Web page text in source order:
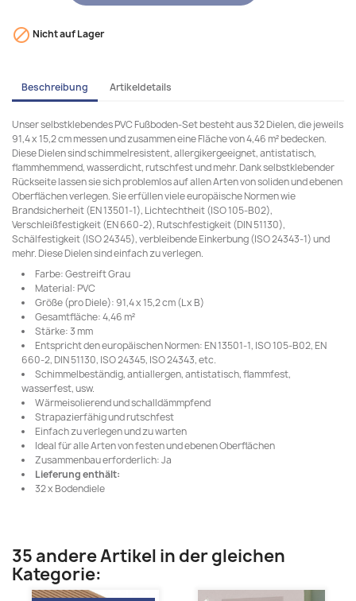
 Nicht auf Lager
Beschreibung Artikeldetails
Unser selbstklebendes PVC Fußboden-Set besteht aus 32 Dielen, die jeweils
91,4 x 15,2 cm messen und zusammen eine Fläche von 4,46 m² bedecken.
Diese Dielen sind schimmelresistent, allergikergeeignet, antistatisch,
flammhemmend, wasserdicht, rutschfest und mehr. Dank selbstklebender
Rückseite lassen sie sich problemlos auf allen Arten von soliden und ebenen
Oberflächen verlegen. Sie erfüllen viele europäische Normen wie
Brandsicherheit (EN 13501-1), Lichtechtheit (ISO 105-B02),
Verschleißfestigkeit (EN 660-2), Rutschfestigkeit (DIN 51130),
Schälfestigkeit (ISO 24345), verbleibende Einkerbung (ISO 24343-1) und
mehr. Diese Dielen sind einfach zu verlegen.
Farbe: Gestreift Grau
Material: PVC
Größe (pro Diele): 91,4 x 15,2 cm (L x B)
Gesamtfläche: 4,46 m²
Stärke: 3 mm
Entspricht den europäischen Normen: EN 13501-1, ISO 105-B02, EN
660-2, DIN 51130, ISO 24345, ISO 24343, etc.
Schimmelbeständig, antiallergen, antistatisch, flammfest,
wasserfest, usw.
Wärmeisolierend und schalldämmpfend
Strapazierfähig und rutschfest
Einfach zu verlegen und zu warten
Ideal für alle Arten von festen und ebenen Oberflächen
Zusammenbau erforderlich: Ja
Lieferung enthält:
32 x Bodendiele
35 andere Artikel in der gleichen
Kategorie: